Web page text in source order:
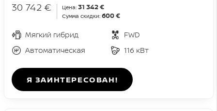
30 742 € Цена: 31 342 €
Сумма скидки: 600 €
Мягкий гибрид
FWD
Автоматическая
116 кВт
Я ЗАИНТЕРЕСОВАН!